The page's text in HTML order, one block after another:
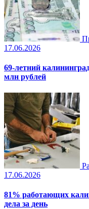
17.06.2026
69-летний
млн рублей
17.06.2026
81% работающих
дела за день